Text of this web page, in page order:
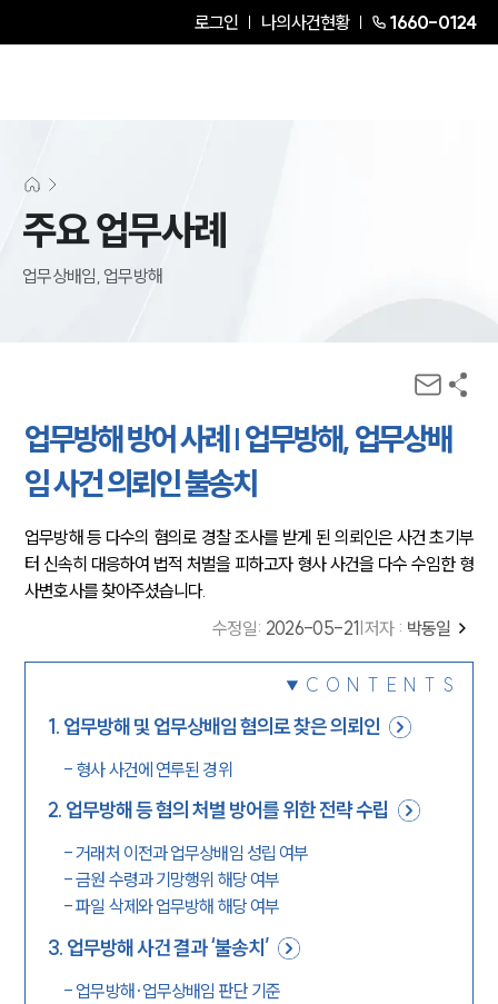
로그인 나의사건현황 1660-0124
주요 업무사례
업무상배임, 업무방해
업무방해 방어 사례 | 업무방해, 업무상배
임 사건 의뢰인 불송치
업무방해 등 다수의 혐의로 경찰 조사를 받게 된 의뢰인은 사건 초기부
터 신속히 대응하여 법적 처벌을 피하고자 형사 사건을 다수 수임한 형
사변호사를 찾아주셨습니다.
수정일: 2026-05-21 저자 : 박동일
CONTENTS
1. 업무방해 및 업무상배임 혐의로 찾은 의뢰인
- 형사 사건에 연루된 경위
2. 업무방해 등 혐의 처벌 방어를 위한 전략 수립
-거래처 이전과 업무상배임 성립 여부
-금원 수령과 기망행위 해당 여부
-파일 삭제와 업무방해 해당 여부
3. 업무방해 사건 결과 ‘불송치’
- 업무방해·업무상배임 판단 기준